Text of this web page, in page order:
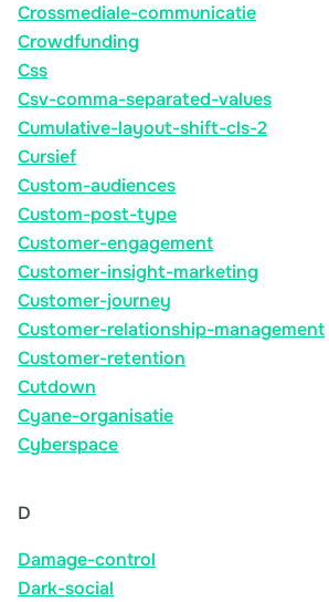
Crossmediale-communicatie
Crowdfunding
Css
Csv-comma-separated-values
Cumulative-layout-shift-cls-2
Cursief
Custom-audiences
Custom-post-type
Customer-engagement
Customer-insight-marketing
Customer-journey
Customer-relationship-management
Customer-retention
Cutdown
Cyane-organisatie
Cyberspace
D
Damage-control
Dark-social